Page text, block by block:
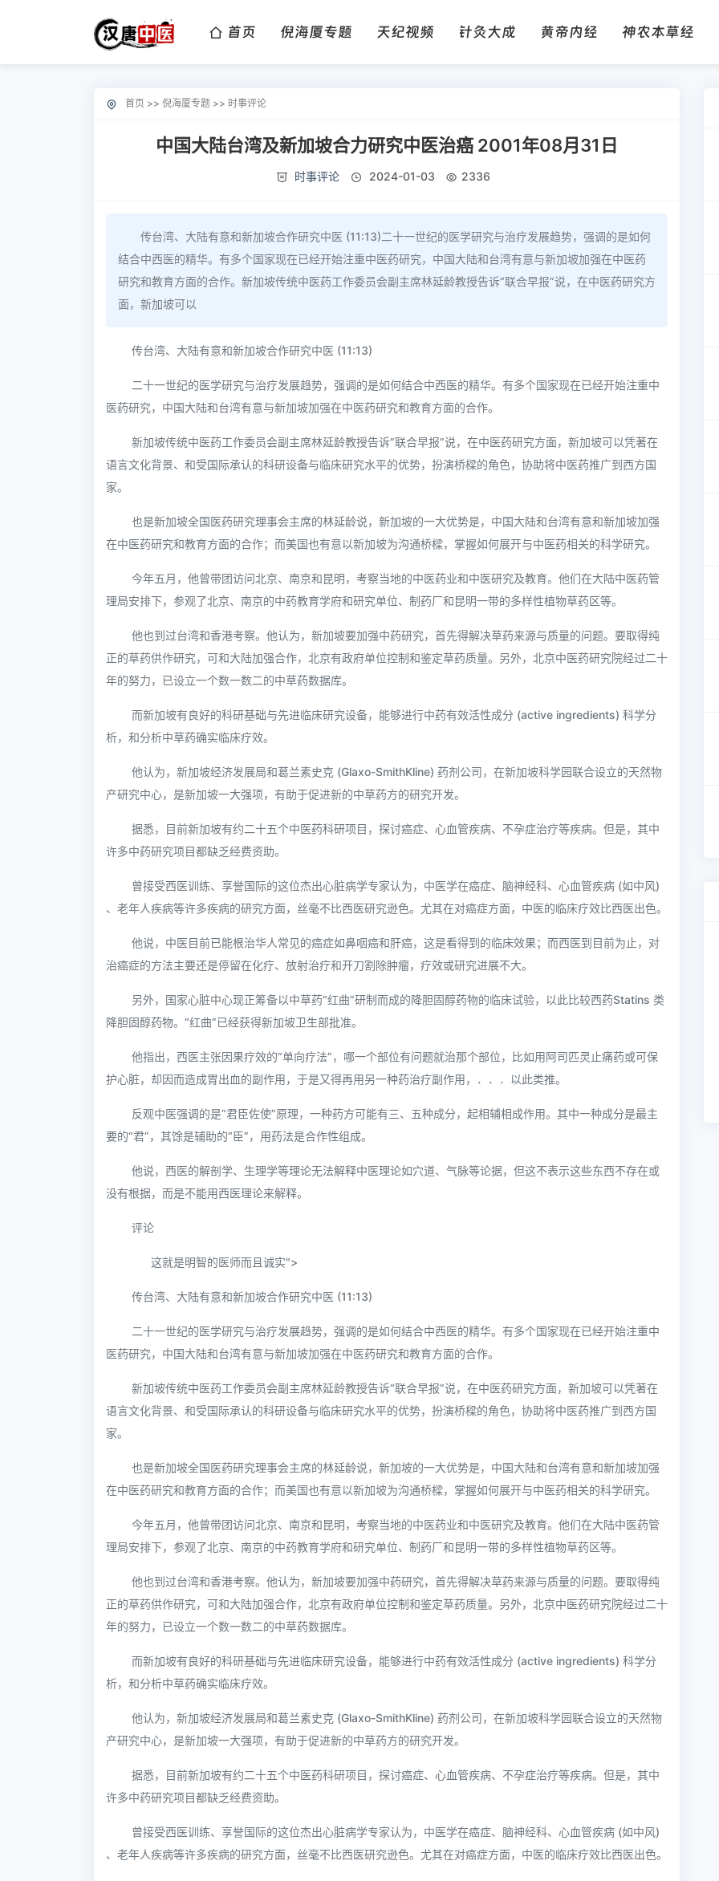
首页 倪海厦专题 天纪视频 针灸大成 黄帝内经 神农本草经
首页 >> 倪海厦专题 >> 时事评论
中国大陆台湾及新加坡合力研究中医治癌 2001年08月31日
时事评论 2024-01-03 2336
传台湾、大陆有意和新加坡合作研究中医 (11:13)二十一世纪的医学研究与治疗发展趋势，强调的是如何
结合中西医的精华。有多个国家现在已经开始注重中医药研究，中国大陆和台湾有意与新加坡加强在中医药
研究和教育方面的合作。新加坡传统中医药工作委员会副主席林延龄教授告诉“联合早报”说，在中医药研究方
面，新加坡可以
传台湾、大陆有意和新加坡合作研究中医 (11:13)
二十一世纪的医学研究与治疗发展趋势，强调的是如何结合中西医的精华。有多个国家现在已经开始注重中
医药研究，中国大陆和台湾有意与新加坡加强在中医药研究和教育方面的合作。
新加坡传统中医药工作委员会副主席林延龄教授告诉“联合早报”说，在中医药研究方面，新加坡可以凭著在
语言文化背景、和受国际承认的科研设备与临床研究水平的优势，扮演桥樑的角色，协助将中医药推广到西方国
家。
也是新加坡全国医药研究理事会主席的林延龄说，新加坡的一大优势是，中国大陆和台湾有意和新加坡加强
在中医药研究和教育方面的合作；而美国也有意以新加坡为沟通桥樑，掌握如何展开与中医药相关的科学研究。
今年五月，他曾带团访问北京、南京和昆明，考察当地的中医药业和中医研究及教育。他们在大陆中医药管
理局安排下，参观了北京、南京的中药教育学府和研究单位、制药厂和昆明一带的多样性植物草药区等。
他也到过台湾和香港考察。他认为，新加坡要加强中药研究，首先得解决草药来源与质量的问题。要取得纯
正的草药供作研究，可和大陆加强合作，北京有政府单位控制和鉴定草药质量。另外，北京中医药研究院经过二十
年的努力，已设立一个数一数二的中草药数据库。
而新加坡有良好的科研基础与先进临床研究设备，能够进行中药有效活性成分 (active ingredients) 科学分
析，和分析中草药确实临床疗效。
他认为，新加坡经济发展局和葛兰素史克 (Glaxo-SmithKline) 药剂公司，在新加坡科学园联合设立的天然物
产研究中心，是新加坡一大强项，有助于促进新的中草药方的研究开发。
据悉，目前新加坡有约二十五个中医药科研项目，探讨癌症、心血管疾病、不孕症治疗等疾病。但是，其中
许多中药研究项目都缺乏经费资助。
曾接受西医训练、享誉国际的这位杰出心脏病学专家认为，中医学在癌症、脑神经科、心血管疾病 (如中风)
、老年人疾病等许多疾病的研究方面，丝毫不比西医研究逊色。尤其在对癌症方面，中医的临床疗效比西医出色。
他说，中医目前已能根治华人常见的癌症如鼻咽癌和肝癌，这是看得到的临床效果；而西医到目前为止，对
治癌症的方法主要还是停留在化疗、放射治疗和开刀割除肿瘤，疗效或研究进展不大。
另外，国家心脏中心现正筹备以中草药“红曲”研制而成的降胆固醇药物的临床试验，以此比较西药Statins 类
降胆固醇药物。“红曲”已经获得新加坡卫生部批准。
他指出，西医主张因果疗效的“单向疗法”，哪一个部位有问题就治那个部位，比如用阿司匹灵止痛药或可保
护心脏，却因而造成胃出血的副作用，于是又得再用另一种药治疗副作用，．．．以此类推。
反观中医强调的是“君臣佐使”原理，一种药方可能有三、五种成分，起相辅相成作用。其中一种成分是最主
要的“君”，其馀是辅助的“臣”，用药法是合作性组成。
他说，西医的解剖学、生理学等理论无法解释中医理论如穴道、气脉等论据，但这不表示这些东西不存在或
没有根据，而是不能用西医理论来解释。
评论
这就是明智的医师而且诚实">
传台湾、大陆有意和新加坡合作研究中医 (11:13)
二十一世纪的医学研究与治疗发展趋势，强调的是如何结合中西医的精华。有多个国家现在已经开始注重中
医药研究，中国大陆和台湾有意与新加坡加强在中医药研究和教育方面的合作。
新加坡传统中医药工作委员会副主席林延龄教授告诉“联合早报”说，在中医药研究方面，新加坡可以凭著在
语言文化背景、和受国际承认的科研设备与临床研究水平的优势，扮演桥樑的角色，协助将中医药推广到西方国
家。
也是新加坡全国医药研究理事会主席的林延龄说，新加坡的一大优势是，中国大陆和台湾有意和新加坡加强
在中医药研究和教育方面的合作；而美国也有意以新加坡为沟通桥樑，掌握如何展开与中医药相关的科学研究。
今年五月，他曾带团访问北京、南京和昆明，考察当地的中医药业和中医研究及教育。他们在大陆中医药管
理局安排下，参观了北京、南京的中药教育学府和研究单位、制药厂和昆明一带的多样性植物草药区等。
他也到过台湾和香港考察。他认为，新加坡要加强中药研究，首先得解决草药来源与质量的问题。要取得纯
正的草药供作研究，可和大陆加强合作，北京有政府单位控制和鉴定草药质量。另外，北京中医药研究院经过二十
年的努力，已设立一个数一数二的中草药数据库。
而新加坡有良好的科研基础与先进临床研究设备，能够进行中药有效活性成分 (active ingredients) 科学分
析，和分析中草药确实临床疗效。
他认为，新加坡经济发展局和葛兰素史克 (Glaxo-SmithKline) 药剂公司，在新加坡科学园联合设立的天然物
产研究中心，是新加坡一大强项，有助于促进新的中草药方的研究开发。
据悉，目前新加坡有约二十五个中医药科研项目，探讨癌症、心血管疾病、不孕症治疗等疾病。但是，其中
许多中药研究项目都缺乏经费资助。
曾接受西医训练、享誉国际的这位杰出心脏病学专家认为，中医学在癌症、脑神经科、心血管疾病 (如中风)
、老年人疾病等许多疾病的研究方面，丝毫不比西医研究逊色。尤其在对癌症方面，中医的临床疗效比西医出色。